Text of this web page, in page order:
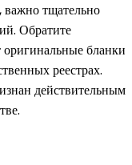
важно тщательно
Обратите
бланки
реестрах.
действительным